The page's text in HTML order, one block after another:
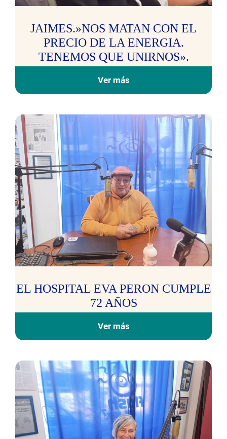
JAIMES.»NOS MATAN CON EL
PRECIO DE LA ENERGIA.
TENEMOS QUE UNIRNOS».
Ver más
EL HOSPITAL EVA PERON CUMPLE
72 AÑOS
Ver más